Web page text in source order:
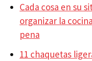
Cada cosa en su
organizar la
pena
11 chaquetas